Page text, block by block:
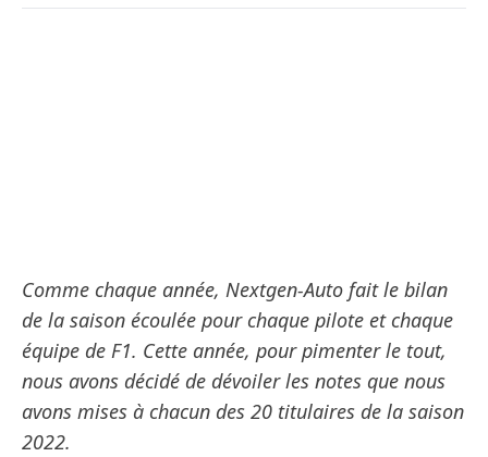
Comme chaque année, Nextgen-Auto fait le bilan
de la saison écoulée pour chaque pilote et chaque
équipe de F1. Cette année, pour pimenter le tout,
nous avons décidé de dévoiler les notes que nous
avons mises à chacun des 20 titulaires de la saison
2022.